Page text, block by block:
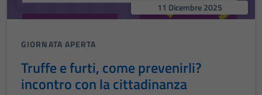
11 Dicembre 2025
GIORNATA APERTA
Truffe e furti, come prevenirli?
incontro con la cittadinanza